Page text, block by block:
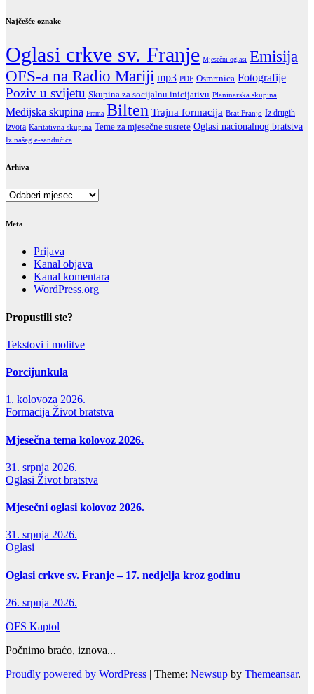
Najčešće oznake
Oglasi crkve sv. Franje Mjesečni oglasi Emisija
OFS-a na Radio Mariji mp3 PDF Osmrtnica Fotografije
Poziv u svijetu Skupina za socijalnu inicijativu Planinarska skupina
Medijska skupina Frama Bilten Trajna formacija Brat Franjo Iz drugih
izvora Karitativna skupina Teme za mjesečne susrete Oglasi nacionalnog bratstva
Iz našeg e-sandučića
Arhiva
Arhiva
Meta
Prijava
Kanal objava
Kanal komentara
WordPress.org
Propustili ste?
Tekstovi i molitve
Porcijunkula
1. kolovoza 2026.
Formacija Život bratstva
Mjesečna tema kolovoz 2026.
31. srpnja 2026.
Oglasi Život bratstva
Mjesečni oglasi kolovoz 2026.
31. srpnja 2026.
Oglasi
Oglasi crkve sv. Franje – 17. nedjelja kroz godinu
26. srpnja 2026.
OFS Kaptol
Počnimo braćo, iznova...
Proudly powered by WordPress | Theme: Newsup by Themeansar.